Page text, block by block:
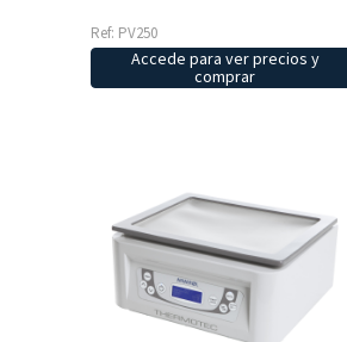
Ref: PV250
Accede para ver precios y
comprar